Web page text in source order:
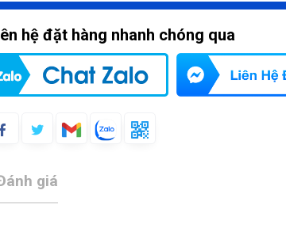
hệ đặt hàng nhanh chóng qua
giá